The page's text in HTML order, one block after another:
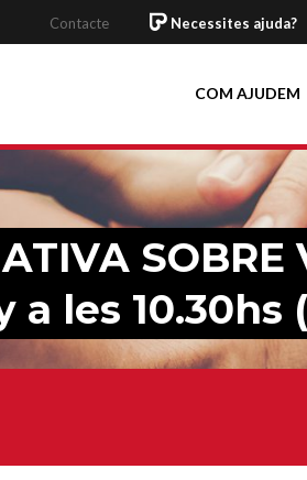
Contacte Necessites ajuda?
COM AJUDEM
a les 10.30hs